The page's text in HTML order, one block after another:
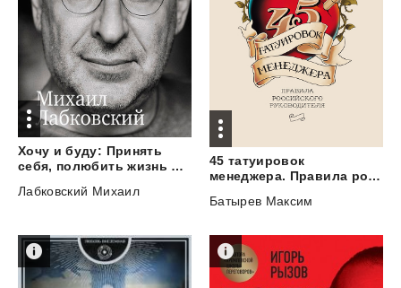
Хочу и буду: Принять
себя, полюбить жизнь и стать счастливым
Лабковский Михаил
45 татуировок
менеджера. Правила российского руководителя
Батырев Максим